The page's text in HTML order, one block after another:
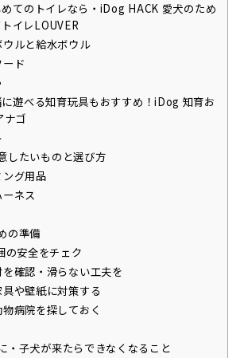
めてのトイレなら・iDog HACK 愛犬のため
イレLOUVER
ルと給水ボウル
ド
遊べる知育玩具もおすすめ！iDog 知育お
ナゴ
したいものと選び方
グ用品
ネス
の準備
の安全をチェク
確認・滑らない工夫を
や壁紙に対策する
病院を探しておく
・子犬が来たらできなくなること